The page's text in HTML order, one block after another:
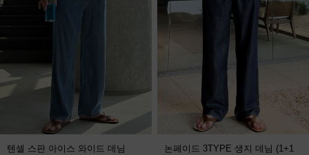
텐셀 스판 아이스 와이드 데님
논페이드 3TYPE 생지 데님 (1+1